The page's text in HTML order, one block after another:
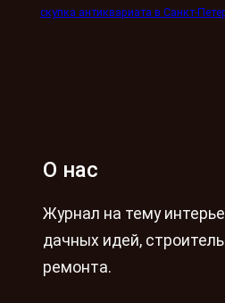
скупка антиквариата в Санкт-
О нас
Журнал на тему
дачных идей,
ремонта.